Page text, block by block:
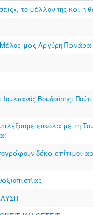
το μέλλον της και η
Μέλος μας Αργύρη Πανάρα
Βουδούρης:
εύκολα με τη
δέκα επίτιμοι